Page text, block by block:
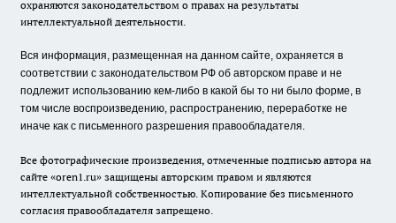
охраняются законодательством о правах на результаты
интеллектуальной деятельности.
Вся информация, размещенная на данном сайте, охраняется в
соответствии с законодательством РФ об авторском праве и не
подлежит использованию кем-либо в какой бы то ни было форме, в
том числе воспроизведению, распространению, переработке не
иначе как с письменного разрешения правообладателя.
Все фотографические произведения, отмеченные подписью автора на
сайте «oren1.ru» защищены авторским правом и являются
интеллектуальной собственностью. Копирование без письменного
согласия правообладателя запрещено.